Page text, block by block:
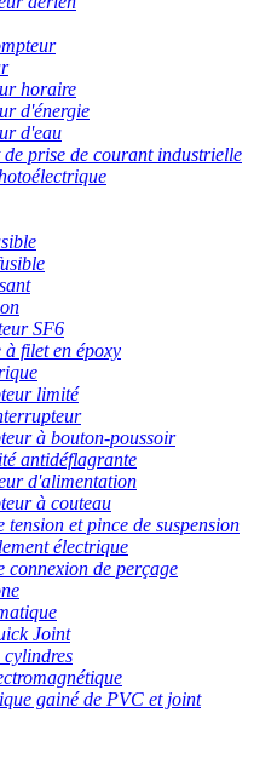
horaire
d'énergie
d'eau
de prise de courant industrielle
SF6
filet en époxy
limité
à bouton-poussoir
antidéflagrante
d'alimentation
à couteau
tension et pince de suspension
électrique
connexion de perçage
Joint
cylindres
gainé de PVC et joint